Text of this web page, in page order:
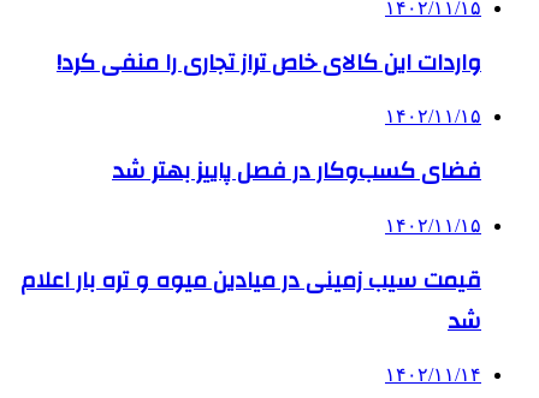
۱۴۰۲/۱۱/۱۵
واردات این کالای خاص تراز تجاری را منفی کرد!
۱۴۰۲/۱۱/۱۵
فضای کسب‌وکار در فصل پاییز بهتر شد
۱۴۰۲/۱۱/۱۵
قیمت سیب زمینی در میادین میوه و تره بار اعلام
شد
۱۴۰۲/۱۱/۱۴